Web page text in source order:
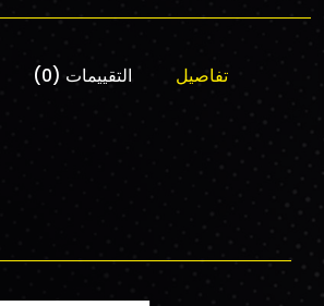
تفاصيل التقييمات (0)